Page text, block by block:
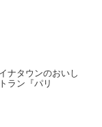
ナタウンのおいし
ラン『パリ